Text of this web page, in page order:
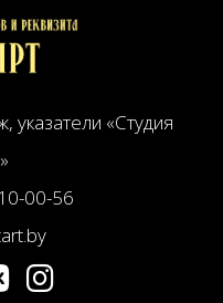
указатели «Студия
00-56